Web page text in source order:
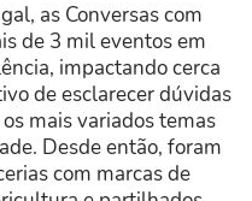
as Conversas com
de 3 mil eventos em
impactando cerca
de esclarecer dúvidas
mais variados temas
Desde então, foram
com marcas de